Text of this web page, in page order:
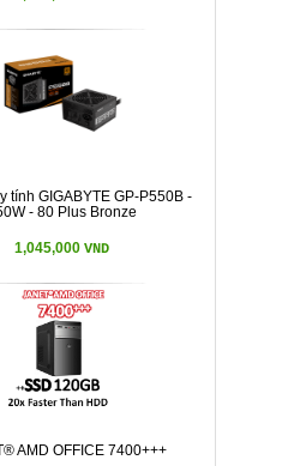
tính GIGABYTE GP-P550B -
- 80 Plus Bronze
1,045,000VND
AMD OFFICE 7400+++